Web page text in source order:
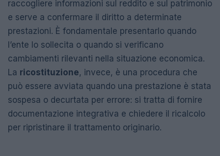
raccogliere informazioni sul reddito e sul patrimonio
e serve a confermare il diritto a determinate
prestazioni. È fondamentale presentarlo quando
l’ente lo sollecita o quando si verificano
cambiamenti rilevanti nella situazione economica.
La ricostituzione, invece, è una procedura che
può essere avviata quando una prestazione è stata
sospesa o decurtata per errore: si tratta di fornire
documentazione integrativa e chiedere il ricalcolo
per ripristinare il trattamento originario.